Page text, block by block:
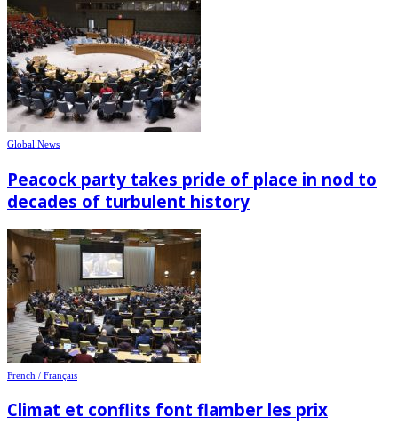
Global News
Peacock party takes pride of place in nod to
decades of turbulent history
French / Français
Climat et conflits font flamber les prix